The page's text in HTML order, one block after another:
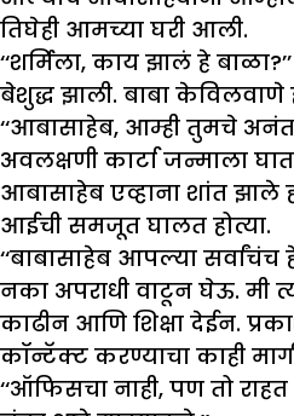
तिघेही आमच्या घरी आली.
‘‘शर्मिला, काय झालं हे
बेशुद्ध झाली. बाबा
‘‘आबासाहेब, आम्ही तुमचे
अवलक्षणी कार्टा जन्माला
आबासाहेब एव्हाना शांत झाले
आईची समजूत घालत होत्या.
‘‘बाबासाहेब आपल्या
नका अपराधी वाटून घेऊ. मी
काढीन आणि शिक्षा देईन.
कॉन्टॅक्ट करण्याचा काही
‘‘ऑफिसचा नाही, पण तो